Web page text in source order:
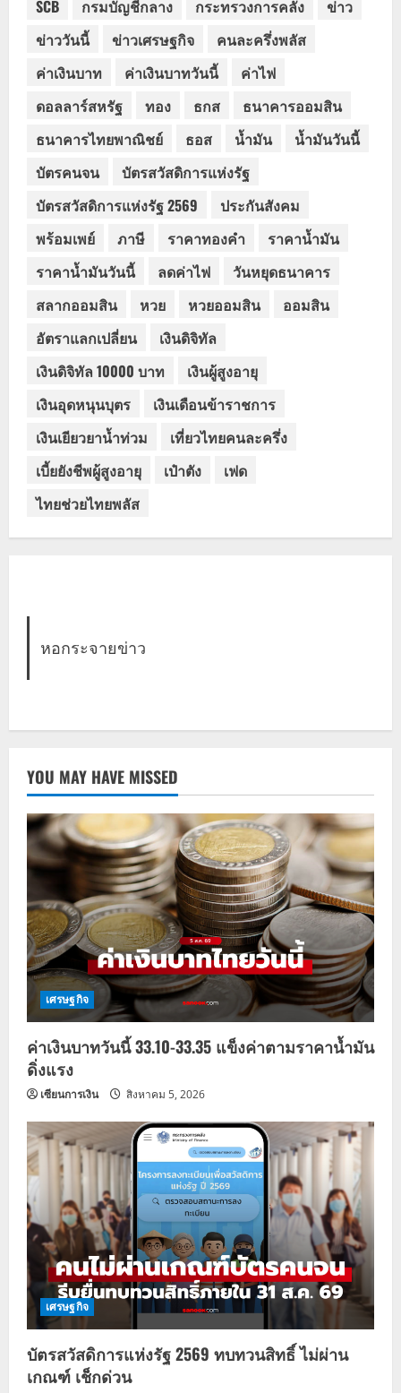
SCB กรมบัญชีกลาง กระทรวงการคลัง
ข่าว
ข่าววันนี้
ข่าวเศรษฐกิจ
คนละครึ่งพลัส
ค่าเงินบาท
ค่าเงินบาทวันนี้
ค่าไฟ
ดอลลาร์สหรัฐ
ทอง ธกส
ธนาคารออมสิน
ธนาคารไทยพาณิชย์
ธอส น้ำมัน
น้ำมันวันนี้
บัตรคนจน
บัตรสวัสดิการแห่งรัฐ
บัตรสวัสดิการแห่งรัฐ 2569
ประกันสังคม
พร้อมเพย์
ภาษี ราคาทองคำ
ราคาน้ำมัน
ราคาน้ำมันวันนี้
ลดค่าไฟ
วันหยุดธนาคาร
สลากออมสิน
หวย หวยออมสิน
ออมสิน
อัตราแลกเปลี่ยน
เงินดิจิทัล
เงินดิจิทัล 10000 บาท
เงินผู้สูงอายุ
เงินอุดหนุนบุตร
เงินเดือนข้าราชการ
เงินเยียวยาน้ำท่วม
เที่ยวไทยคนละครึ่ง
เบี้ยยังชีพผู้สูงอายุ
เป๋าตัง
เฟด
ไทยช่วยไทยพลัส
หอกระจายข่าว
YOU MAY HAVE MISSED
เศรษฐกิจ
ค่าเงินบาทวันนี้ 33.10-33.35 แข็งค่าตามราคาน้ำมัน
ดิ่งแรง
เซียนการเงิน สิงหาคม 5, 2026
เศรษฐกิจ
บัตรสวัสดิการแห่งรัฐ 2569 ทบทวนสิทธิ์ ไม่ผ่าน
เกณฑ์ เช็กด่วน